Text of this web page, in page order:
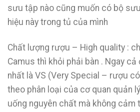
sưu tập nào cũng muốn có bộ
hiệu này trong tủ của mình
Chất lượng rượu – High quality :
Camus thì khỏi phải bàn . Ngay
nhất là VS (Very Special – rượu
theo phân loại của cơ quan quản
uống nguyên chất mà không cảm